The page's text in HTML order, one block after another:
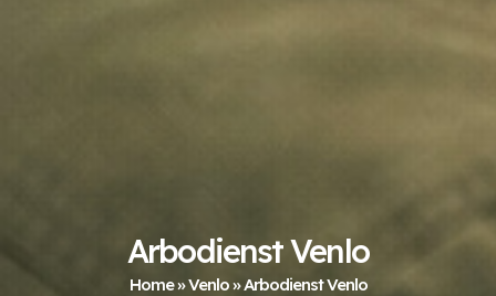
Arbodienst Venlo
Home»Venlo»Arbodienst Venlo